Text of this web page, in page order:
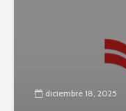
diciembre 18, 2025